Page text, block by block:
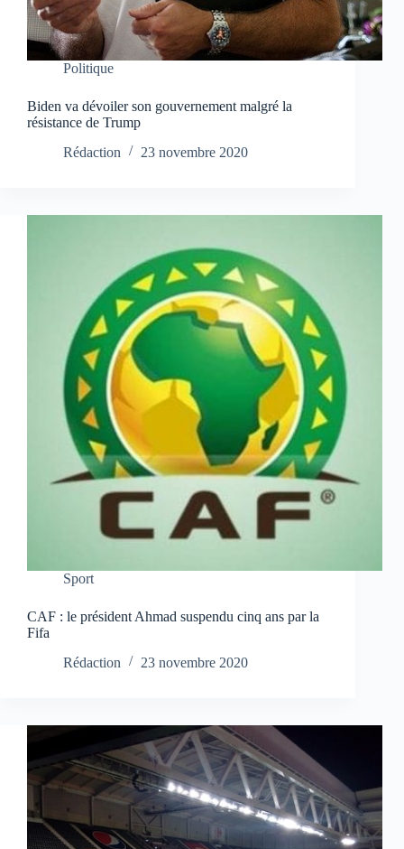
Politique
Biden va dévoiler son gouvernement malgré la
résistance de Trump
Rédaction
23 novembre 2020
Sport
CAF : le président Ahmad suspendu cinq ans par la
Fifa
Rédaction
23 novembre 2020